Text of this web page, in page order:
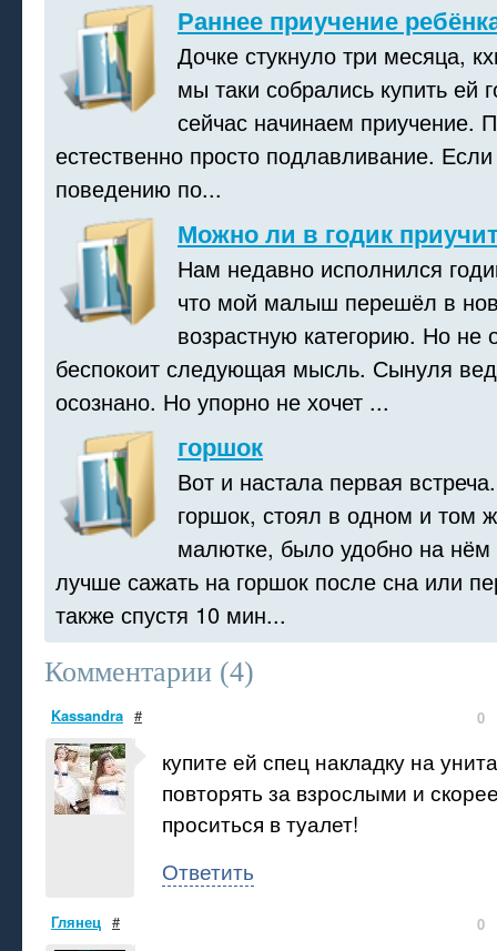
Раннее приучение
Дочке стукнуло три месяца,
мы таки собрались купить ей
сейчас начинаем приучение.
естественно просто подлавливание.
поведению по...
Можно ли в годик
Нам недавно исполнился
что мой малыш перешёл в
возрастную категорию. Но
беспокоит следующая мысль. Сынуля
осознано. Но упорно не хочет ...
горшок
Вот и настала первая
горшок, стоял в одном и том
малютке, было удобно на нём
лучше сажать на горшок после сна или
также спустя 10 мин...
Комментарии (4)
Kassandra # 0
купите ей спец накладку на
повторять за взрослыми и
проситься в туалет!
Ответить
Глянец # 0